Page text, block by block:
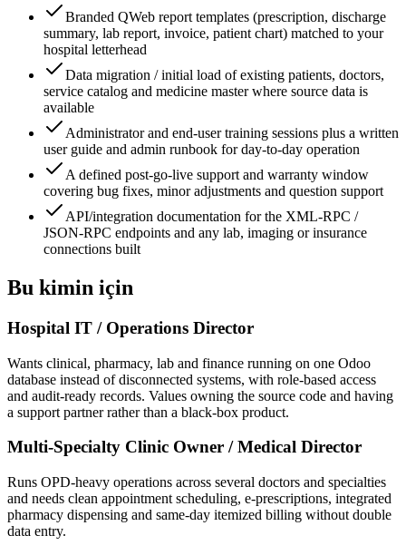
Branded QWeb report templates (prescription, discharge
summary, lab report, invoice, patient chart) matched to your
hospital letterhead
Data migration / initial load of existing patients, doctors,
service catalog and medicine master where source data is
available
Administrator and end-user training sessions plus a written
user guide and admin runbook for day-to-day operation
A defined post-go-live support and warranty window
covering bug fixes, minor adjustments and question support
API/integration documentation for the XML-RPC /
JSON-RPC endpoints and any lab, imaging or insurance
connections built
Bu kimin için
Hospital IT / Operations Director
Wants clinical, pharmacy, lab and finance running on one Odoo
database instead of disconnected systems, with role-based access
and audit-ready records. Values owning the source code and having
a support partner rather than a black-box product.
Multi-Specialty Clinic Owner / Medical Director
Runs OPD-heavy operations across several doctors and specialties
and needs clean appointment scheduling, e-prescriptions, integrated
pharmacy dispensing and same-day itemized billing without double
data entry.